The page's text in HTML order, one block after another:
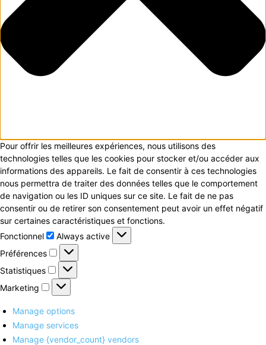
Pour offrir les meilleures expériences, nous utilisons des
technologies telles que les cookies pour stocker et/ou accéder aux
informations des appareils. Le fait de consentir à ces technologies
nous permettra de traiter des données telles que le comportement
de navigation ou les ID uniques sur ce site. Le fait de ne pas
consentir ou de retirer son consentement peut avoir un effet négatif
sur certaines caractéristiques et fonctions.
Fonctionnel
Fonctionnel
Always active
Préférences
Préférences
Statistiques Statistiques
Marketing Marketing
Manage options
Manage services
Manage {vendor_count} vendors